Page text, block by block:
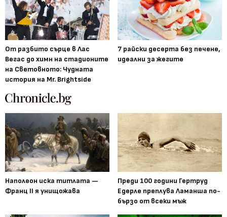
От разбито сърце в Лас
Вегас до химн на стадионите
на Световното: Чудната
история на Mr. Brightside
7 райски десерта без печене,
идеални за жегите
Наполеон иска титлата —
Франц II я унищожава
Преди 100 години Гертруд
Едерле преплува Ламанша по-
бързо от всеки мъж